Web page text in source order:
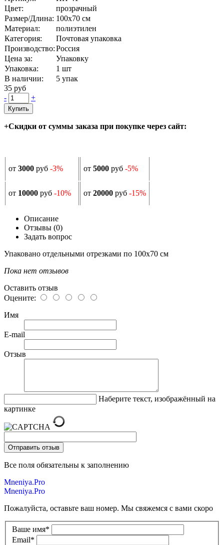
Цвет:
прозрачный
Размер/Длина: 100х70 см
Материал:
полиэтилен
Категория:
Почтовая упаковка
Производство:Россия
Цена за:
Упаковку
Упаковка:
1 шт
В наличии:
5 упак
35 руб
-
+
Купить
+Скидки от суммы заказа при покупке через сайт:
от 3000 руб -3% от 5000 руб -5%
от 10000 руб -10% от 20000 руб -15%
Описание
Отзывы (0)
Задать вопрос
Упаковано отдельными отрезками по 100х70 см
Пока нет отзывов
Оставить отзыв
Оцените:
Имя
E-mail
Отзыв
Наберите текст, изображённый на
картинке
Все поля обязательны к заполнению
Mneniya.Pro
Mneniya.Pro
Пожалуйста, оставьте ваш номер. Мы свяжемся с вами скоро
Ваше имя*
Email*